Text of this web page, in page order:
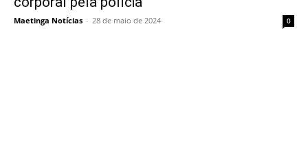
Maetinga Notícias - 28 de maio de 2024 0